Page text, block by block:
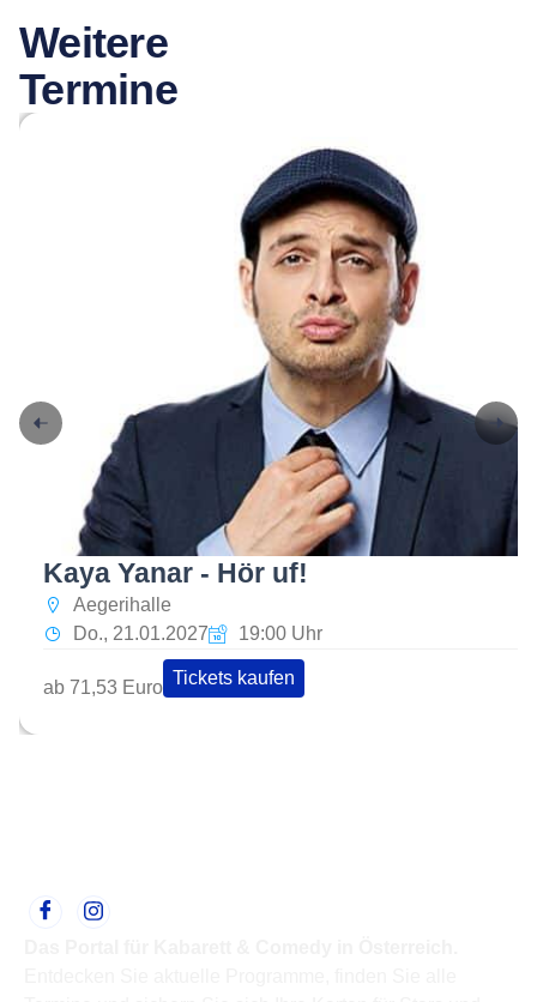
Weitere
Termine
Kaya Yanar - Hör uf!
Aegerihalle
Do., 21.01.2027
19:00 Uhr
ab 71,53 Euro Tickets kaufen